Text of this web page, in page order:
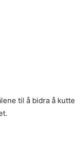
til å bidra å kutte